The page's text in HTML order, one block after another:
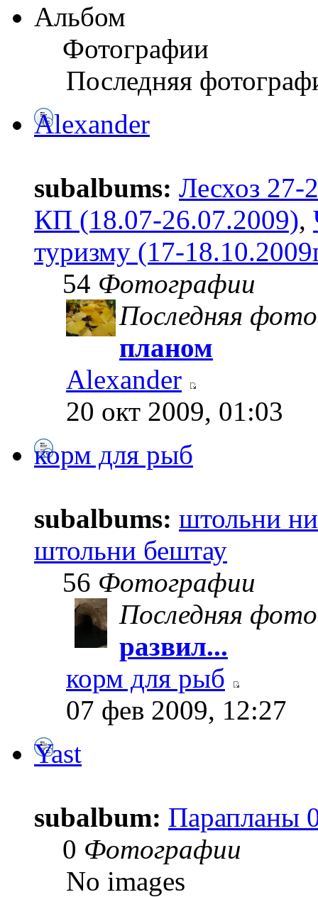
Альбом
Фотографии
Последняя
Alexander
subalbums: Лесхоз 27-
КП (18.07-26.07.2009),
туризму (17-
54 Фотографии
Последняя
планом
Alexander
20 окт 2009, 01:03
корм для рыб
subalbums: штольни
штольни бештау
56 Фотографии
Последняя
развил...
корм для рыб
07 фев 2009, 12:27
Yast
subalbum: Парапланы
0 Фотографии
No images